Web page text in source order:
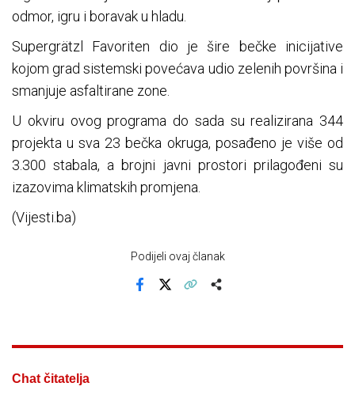
odmor, igru i boravak u hladu.
Supergrätzl Favoriten dio je šire bečke inicijative
kojom grad sistemski povećava udio zelenih površina i
smanjuje asfaltirane zone.
U okviru ovog programa do sada su realizirana 344
projekta u sva 23 bečka okruga, posađeno je više od
3.300 stabala, a brojni javni prostori prilagođeni su
izazovima klimatskih promjena.
(Vijesti.ba)
Podijeli ovaj članak
Chat čitatelja